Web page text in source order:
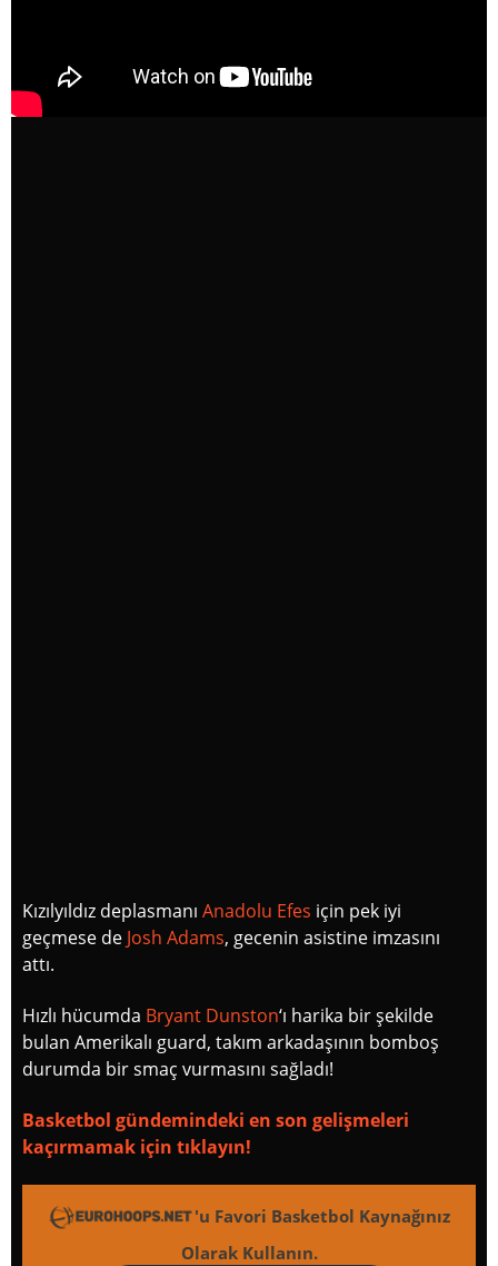
Kızılyıldız deplasmanı Anadolu Efes için pek iyi
geçmese de Josh Adams, gecenin asistine imzasını
attı.
Hızlı hücumda Bryant Dunston‘ı harika bir şekilde
bulan Amerikalı guard, takım arkadaşının bomboş
durumda bir smaç vurmasını sağladı!
Basketbol gündemindeki en son gelişmeleri
kaçırmamak için tıklayın!
'u Favori Basketbol Kaynağınız
Olarak Kullanın.